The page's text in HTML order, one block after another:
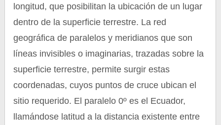
longitud, que posibilitan la ubicación de un lugar
dentro de la superficie terrestre. La red
geográfica de paralelos y meridianos que son
líneas invisibles o imaginarias, trazadas sobre la
superficie terrestre, permite surgir estas
coordenadas, cuyos puntos de cruce ubican el
sitio requerido. El paralelo 0º es el Ecuador,
llamándose latitud a la distancia existente entre